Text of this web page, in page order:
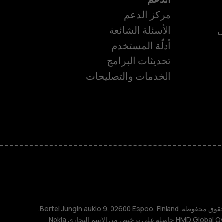
مركز الدعم
الأسئلة الشائعة
أدلّة المستخدم
تحديثات البرامج
الخدمات والتصليحات
TM و © 2026 HMD Global. جميع الحقوق محفوظة. Bertel Jungin aukio 9, 02600 Espoo, Finland.
مُعرِّف الشركة: 2724044-2. شركة HMD Global Oy حاصلة على ترخيص من الاسم التجاري Nokia